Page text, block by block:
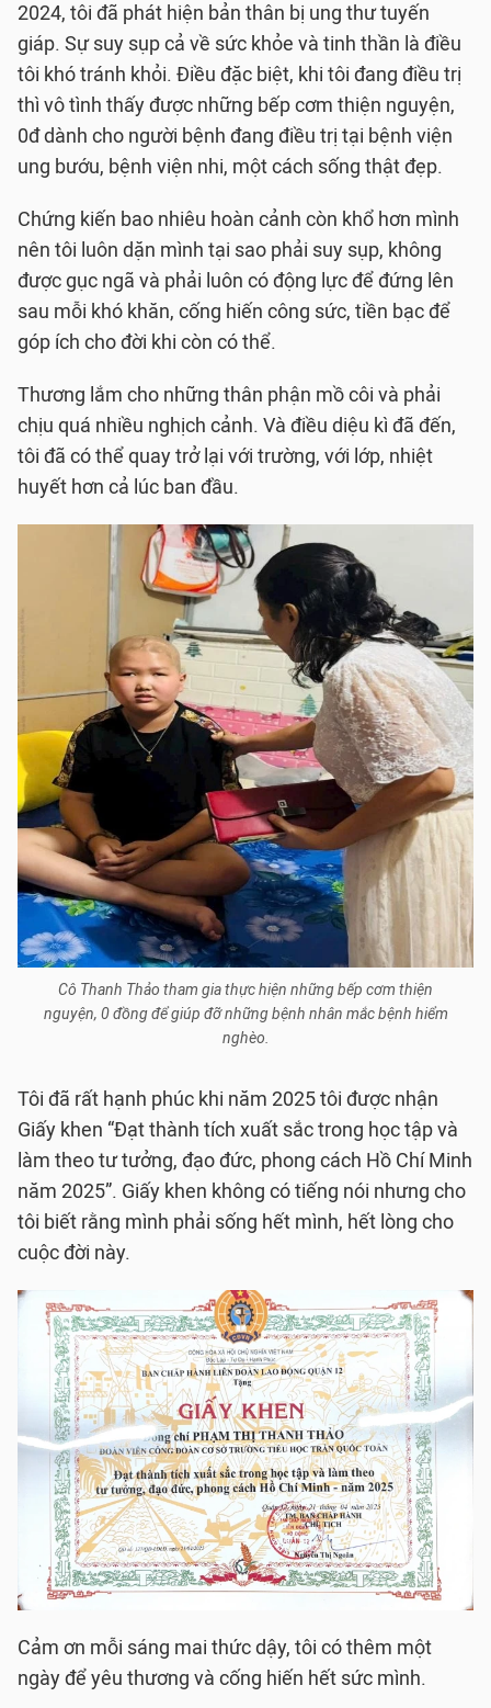
2024, tôi đã phát hiện bản thân bị ung thư tuyến
giáp. Sự suy sụp cả về sức khỏe và tinh thần là điều
tôi khó tránh khỏi. Điều đặc biệt, khi tôi đang điều trị
thì vô tình thấy được những bếp cơm thiện nguyện,
0đ dành cho người bệnh đang điều trị tại bệnh viện
ung bướu, bệnh viện nhi, một cách sống thật đẹp.
Chứng kiến bao nhiêu hoàn cảnh còn khổ hơn mình
nên tôi luôn dặn mình tại sao phải suy sụp, không
được gục ngã và phải luôn có động lực để đứng lên
sau mỗi khó khăn, cống hiến công sức, tiền bạc để
góp ích cho đời khi còn có thể.
Thương lắm cho những thân phận mồ côi và phải
chịu quá nhiều nghịch cảnh. Và điều diệu kì đã đến,
tôi đã có thể quay trở lại với trường, với lớp, nhiệt
huyết hơn cả lúc ban đầu.
Cô Thanh Thảo tham gia thực hiện những bếp cơm thiện
nguyện, 0 đồng để giúp đỡ những bệnh nhân mắc bệnh hiểm
nghèo.
Tôi đã rất hạnh phúc khi năm 2025 tôi được nhận
Giấy khen “Đạt thành tích xuất sắc trong học tập và
làm theo tư tưởng, đạo đức, phong cách Hồ Chí Minh
năm 2025”. Giấy khen không có tiếng nói nhưng cho
tôi biết rằng mình phải sống hết mình, hết lòng cho
cuộc đời này.
Cảm ơn mỗi sáng mai thức dậy, tôi có thêm một
ngày để yêu thương và cống hiến hết sức mình.